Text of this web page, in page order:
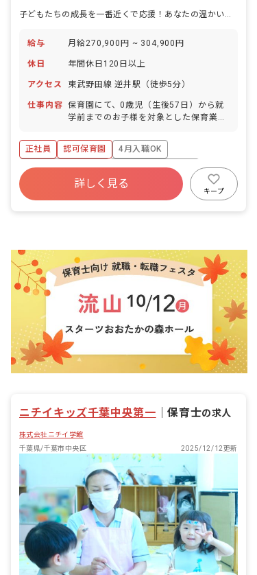
給与 月給270,900円 ~ 304,900円
休日 年間休日120日以上
アクセス 東武野田線 逆井駅（徒歩5分）
仕事内容 保育園にて、0歳児（生後57日）から就
学前までのお子様を対象とした保育業務
務内容: ・授乳、おむつ交換 ・着替えの
補助 ・食事の補助 ■園児年齢層：0～5
歳児
正社員 認可保育園
4月入職OK
ボーナス・賞与あり
年間休日120日以上
寮・住宅・家賃補助あり
社会保険完備
詳しく見る
キープ
ニチイキッズ千葉中央第一 ｜保育士の求人
株式会社ニチイ学館
千葉県/千葉市中央区
2025/12/12更新